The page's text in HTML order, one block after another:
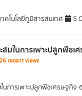
คโนโลยีภูมิสารสนเทศ 5
มในการเพาะปลูกพืชเ
recent views
นการเพาะปลูกพืชเศรษฐกิจ